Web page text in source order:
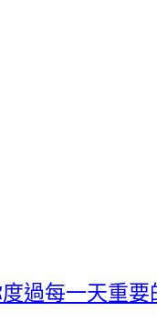
過每一天重